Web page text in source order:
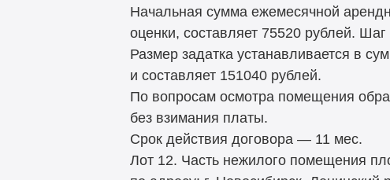
Начальная сумма ежемесячной
оценки, составляет 75520 рублей.
Размер задатка устанавливается в
и составляет 151040 рублей.
По вопросам осмотра помещения
без взимания платы.
Срок действия договора — 11 мес.
Лот 12. Часть нежилого помещения